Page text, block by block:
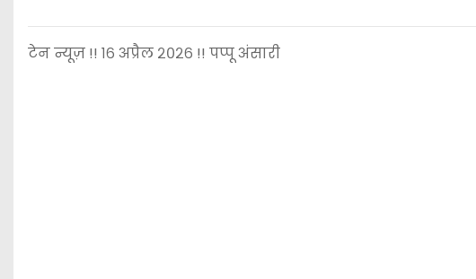
टेन न्यूज़ !! १६ अप्रैल २०२६ !! पप्पू अंसारी